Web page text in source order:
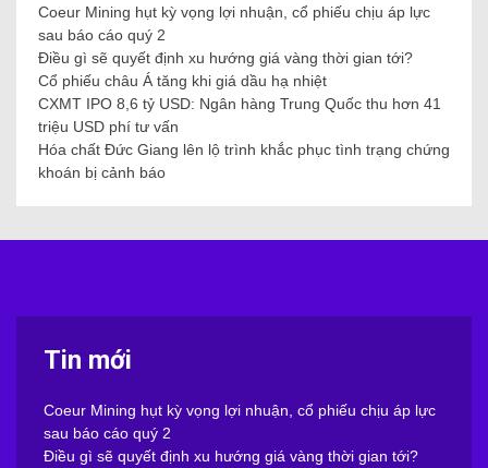
Coeur Mining hụt kỳ vọng lợi nhuận, cổ phiếu chịu áp lực
sau báo cáo quý 2
Điều gì sẽ quyết định xu hướng giá vàng thời gian tới?
Cổ phiếu châu Á tăng khi giá dầu hạ nhiệt
CXMT IPO 8,6 tỷ USD: Ngân hàng Trung Quốc thu hơn 41
triệu USD phí tư vấn
Hóa chất Đức Giang lên lộ trình khắc phục tình trạng chứng
khoán bị cảnh báo
Tin mới
Coeur Mining hụt kỳ vọng lợi nhuận, cổ phiếu chịu áp lực
sau báo cáo quý 2
Điều gì sẽ quyết định xu hướng giá vàng thời gian tới?